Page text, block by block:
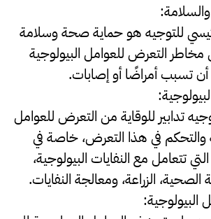
:
للتوجيه هو حماية صحة وسلامة
مخاطر التعرض للعوامل البيولوجية
أن تسبب أمراضًا أو إصابات.
:
تدابير للوقاية من التعرض للعوامل
والتحكم في هذا التعرض، خاصة في
تتعامل مع النفايات البيولوجية،
الصحية، الزراعة، ومعالجة النفايات.
البيولوجية: